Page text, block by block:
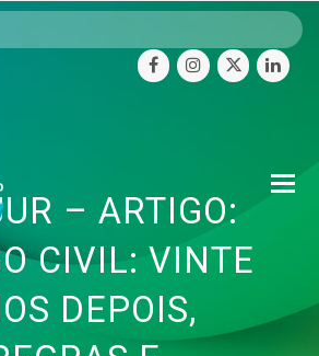
facebookinstagram
twitter
– ARTIGO:
CIVIL: VINTE
DEPOIS,